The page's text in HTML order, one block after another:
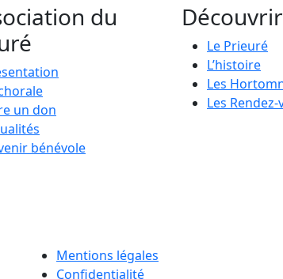
du
un don
bénévole
Le Prieuré
L’histoire
Les
Les
Mentions légales
Confidentialité